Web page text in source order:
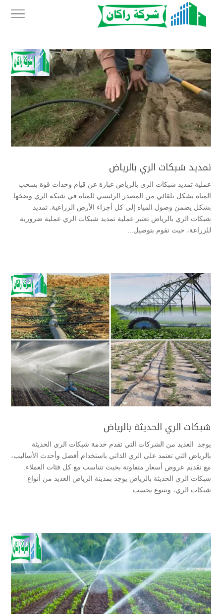
تمديد شبكات الري بالرياض
عملية تمديد شبكات الري بالرياض عبارة عن قيام وحدات قوة بسحب
المياه بشكل تلقائي من المصدر الرئيسي للمياه في شبكة الري وضخها
بشكل يضمن وصول المياه إلى كل أجزاء الأرض الزراعية. تمديد
شبكات الري بالرياض تعتبر عملية تمديد شبكات الري عملية ضرورية
للزراعة، حيث تقوم بتوصيل...
شبكات الري الحديثة بالرياض
يوجد العديد من الشركات التي تقدم خدمة شبكات الري الحديثة
بالرياض التي تعتمد على الري الذاتي باستخدام أفضل وأحدث الأساليب،
مع تقديم عروض أسعار متفاوتة بحيث تتناسب مع كل فئات العملاء.
شبكات الري الحديثة بالرياض يوجد بمدينة الرياض العديد من أنواع
شبكات الري، وتتنوع بحسب...